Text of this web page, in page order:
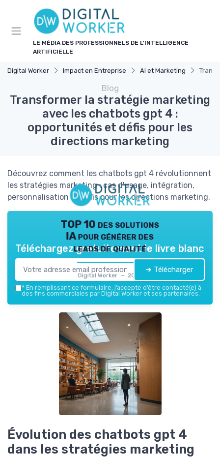
LE MÉDIA DES PROFESSIONNELS DE L'INTELLIGENCE
ARTIFICIELLE
Digital Worker Impact en Entreprise AI et Marketing
Blog
Transformer la stratégie marketing
avec les chatbots gpt 4 :
opportunités et défis pour les
directions marketing
Découvrez comment les chatbots gpt 4 révolutionnent
les stratégies marketing : cas d'usage, intégration,
personnalisation et défis pour les directions marketing.
TOP 10 des solutions
IA pour générer des
leads de qualité
Digital Worker — 2026
Téléchargez gratuitement le livre blanc
➔ Télécharger
* En remplissant ce formulaire, j’accepte d’être contacté(e) à
des fins commerciales par Digital Worker et ses partenaires.
Évolution des chatbots gpt 4
dans les stratégies marketing